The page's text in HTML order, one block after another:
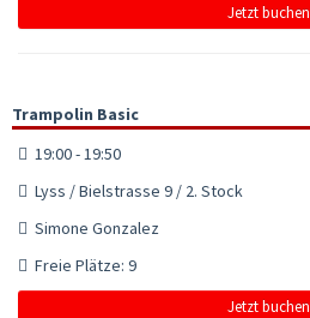
Jetzt buchen
Trampolin Basic
19:00 - 19:50
Lyss / Bielstrasse 9 / 2. Stock
Simone Gonzalez
Freie Plätze: 9
Jetzt buchen